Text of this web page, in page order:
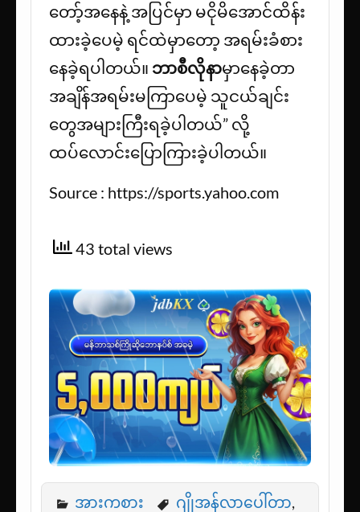
တော့်အနေနဲ့ အပြင်မှာ မငိုမိအောင်ထိန်း
ထားခဲ့ပေမဲ့ ရင်ထဲမှာတော့ အရမ်းခံစား
နေခဲ့ရပါတယ်။ ဘာစီလိုနာမှာနေခဲ့တာ
အချိန်အရမ်းမကြာပေမဲ့ သူငယ်ချင်း
တွေအများကြီးရခဲ့ပါတယ်” လို့
ထပ်လောင်းပြောကြားခဲ့ပါတယ်။
Source : https://sports.yahoo.com
43 total views
အားကစား ဂျိုအန်လာပေါ်တာ,